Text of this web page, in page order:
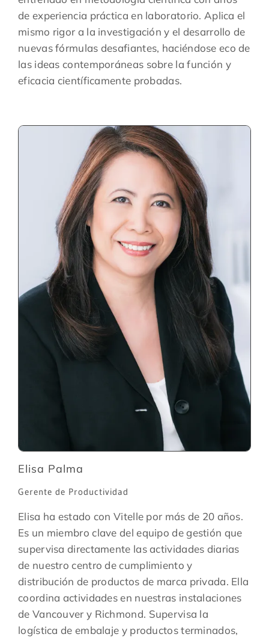
de experiencia práctica en laboratorio. Aplica el
mismo rigor a la investigación y el desarrollo de
nuevas fórmulas desafiantes, haciéndose eco de
las ideas contemporáneas sobre la función y
eficacia científicamente probadas.
Elisa Palma
Gerente de Productividad
Elisa ha estado con Vitelle por más de 20 años.
Es un miembro clave del equipo de gestión que
supervisa directamente las actividades diarias
de nuestro centro de cumplimiento y
distribución de productos de marca privada. Ella
coordina actividades en nuestras instalaciones
de Vancouver y Richmond. Supervisa la
logística de embalaje y productos terminados,